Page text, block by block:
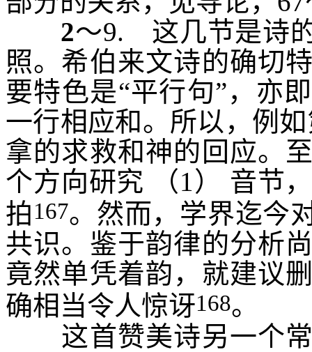
2～9. 这几节是诗
照。希伯来文诗的确切
要特色是“平行句”，亦
一行相应和。所以，例
拿的求救和神的回应。
个方向研究 （1 ） 音节
拍167。然而，学界迄今
共识。鉴于韵律的分析
竟然单凭着韵，就建议
确相当令人惊讶168。
这首赞美诗另一个常